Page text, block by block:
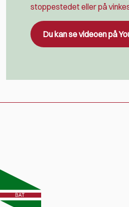
stoppestedet eller på
Du kan se videoen på